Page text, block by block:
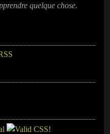
quelque chose.